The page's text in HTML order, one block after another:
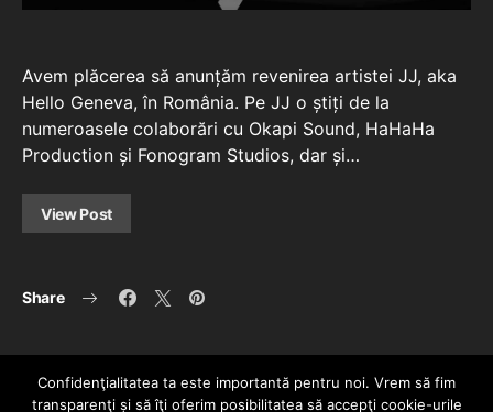
Avem plăcerea să anunțăm revenirea artistei JJ, aka
Hello Geneva, în România. Pe JJ o știți de la
numeroasele colaborări cu Okapi Sound, HaHaHa
Production și Fonogram Studios, dar și…
View Post
Share
Confidenţialitatea ta este importantă pentru noi. Vrem să fim
transparenţi și să îţi oferim posibilitatea să accepţi cookie-urile